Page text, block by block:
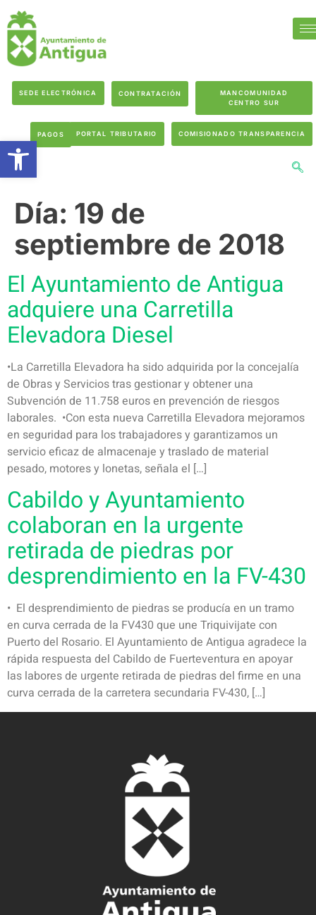
SEDE ELECTRÓNICA CONTRATACIÓN
MANCOMUNIDAD
CENTRO SUR
PAGOS PORTAL TRIBUTARIO COMISIONADO TRANSPARENCIA
Día: 19 de
septiembre de 2018
El Ayuntamiento de Antigua
adquiere una Carretilla
Elevadora Diesel
•La Carretilla Elevadora ha sido adquirida por la concejalía
de Obras y Servicios tras gestionar y obtener una
Subvención de 11.758 euros en prevención de riesgos
laborales. •Con esta nueva Carretilla Elevadora mejoramos
en seguridad para los trabajadores y garantizamos un
servicio eficaz de almacenaje y traslado de material
pesado, motores y lonetas, señala el […]
Cabildo y Ayuntamiento
colaboran en la urgente
retirada de piedras por
desprendimiento en la FV-430
• El desprendimiento de piedras se producía en un tramo
en curva cerrada de la FV430 que une Triquivijate con
Puerto del Rosario. El Ayuntamiento de Antigua agradece la
rápida respuesta del Cabildo de Fuerteventura en apoyar
las labores de urgente retirada de piedras del firme en una
curva cerrada de la carretera secundaria FV-430, […]
Abrir barra de herramientas